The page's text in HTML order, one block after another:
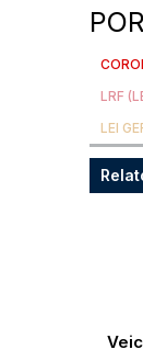
LRF
LEI